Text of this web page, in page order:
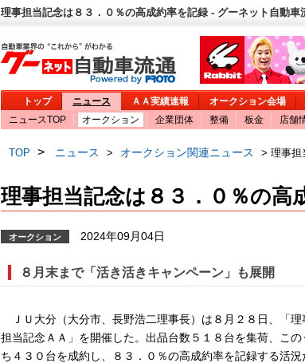
理事担当記念は８３．０％の高成約率を記録 - グーネット自動車
トップ ニュース ＡＡ実績速報 オークション会場
ニュースTOP
オークション 企業団体 整備 板金 店舗
TOP > ニュース > オークション関連ニュース > 理事担
理事担当記念は８３．０％の高
オークション 2024年09月04日
８月末まで「活き活きキャンペーン」も展開
ＪＵ大分（大分市、長野浩二理事長）は８月２８日、「理
担当記念ＡＡ」を開催した。出品台数５１８台を集荷、この
ち４３０台を成約し、８３．０％の高成約率を記録する活況